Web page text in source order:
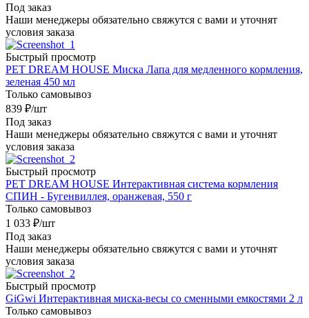
Под заказ
Наши менеджеры обязательно свяжутся с вами и уточнят
условия заказа
Быстрый просмотр
PET DREAM HOUSE Миска Лапа для медленного кормления,
зеленая 450 мл
Только самовывоз
839 ₽/шт
Под заказ
Наши менеджеры обязательно свяжутся с вами и уточнят
условия заказа
Быстрый просмотр
PET DREAM HOUSE Интерактивная система кормления
СПИН - Бугенвиллея, оранжевая, 550 г
Только самовывоз
1 033 ₽/шт
Под заказ
Наши менеджеры обязательно свяжутся с вами и уточнят
условия заказа
Быстрый просмотр
GiGwi Интерактивная миска-весы со сменными емкостями 2 л
Только самовывоз